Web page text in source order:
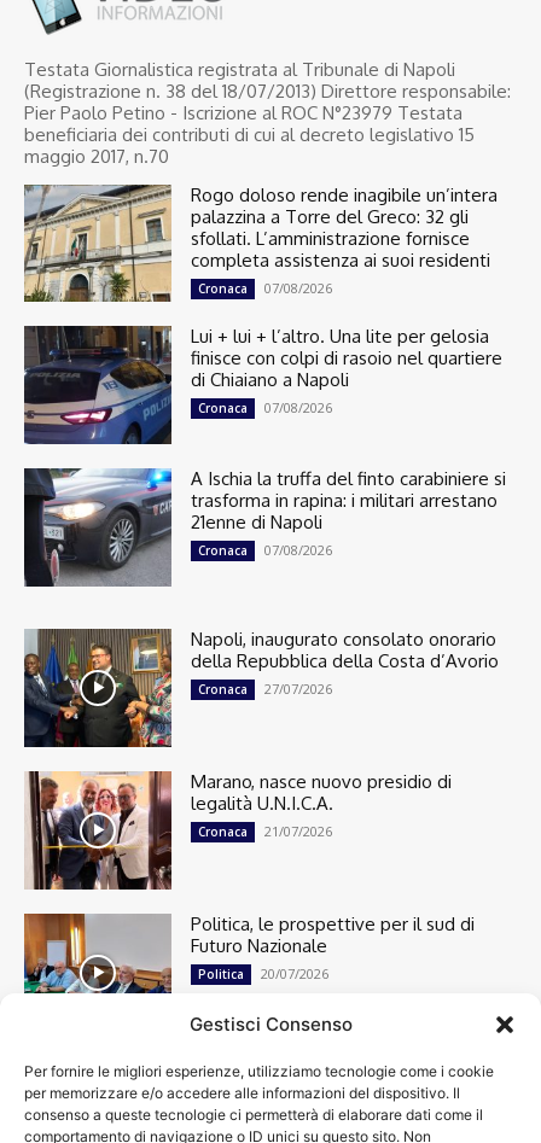
Gestisci Consenso
Per fornire le migliori esperienze, utilizziamo tecnologie come i cookie
per memorizzare e/o accedere alle informazioni del dispositivo. Il
consenso a queste tecnologie ci permetterà di elaborare dati come il
comportamento di navigazione o ID unici su questo sito. Non
Testata Giornalistica registrata al Tribunale di Napoli
(Registrazione n. 38 del 18/07/2013) Direttore responsabile:
Pier Paolo Petino - Iscrizione al ROC N°23979 Testata
beneficiaria dei contributi di cui al decreto legislativo 15
maggio 2017, n.70
Rogo doloso rende inagibile un’intera
palazzina a Torre del Greco: 32 gli
sfollati. L’amministrazione fornisce
completa assistenza ai suoi residenti
Cronaca 07/08/2026
Lui + lui + l’altro. Una lite per gelosia
finisce con colpi di rasoio nel quartiere
di Chiaiano a Napoli
Cronaca 07/08/2026
A Ischia la truffa del finto carabiniere si
trasforma in rapina: i militari arrestano
21enne di Napoli
Cronaca 07/08/2026
Napoli, inaugurato consolato onorario
della Repubblica della Costa d’Avorio
Cronaca 27/07/2026
Marano, nasce nuovo presidio di
legalità U.N.I.C.A.
Cronaca 21/07/2026
Politica, le prospettive per il sud di
Futuro Nazionale
Politica 20/07/2026
Cronaca
13497
Attualità
7301
top